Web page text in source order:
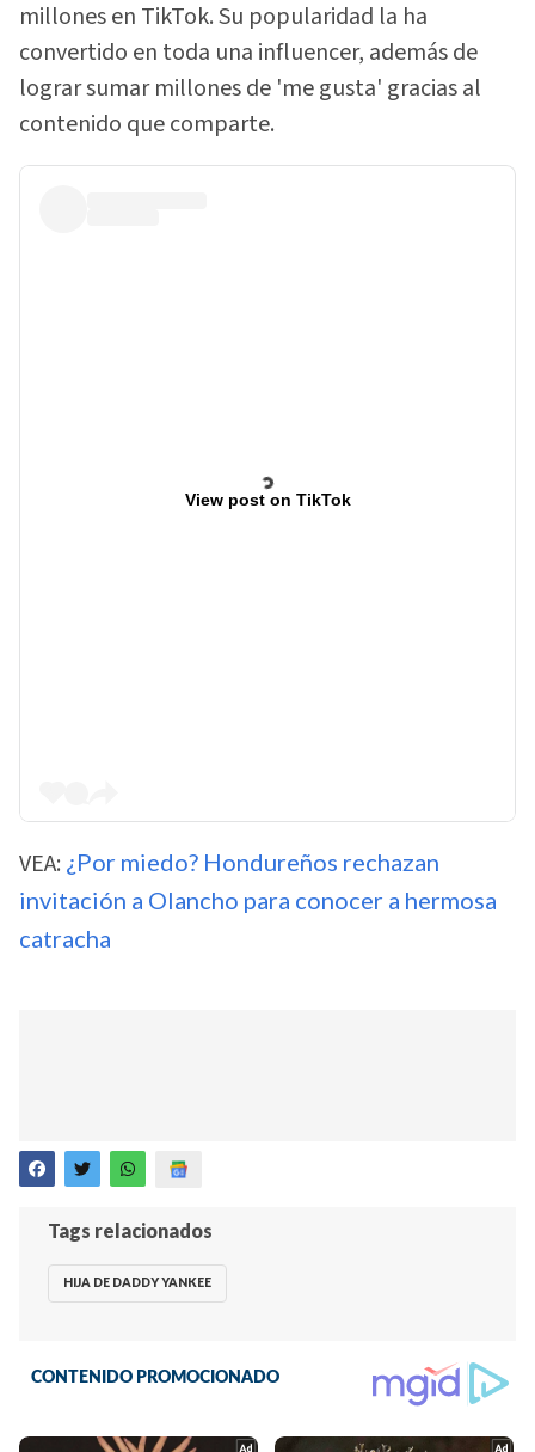
millones en TikTok. Su popularidad la ha
convertido en toda una influencer, además de
lograr sumar millones de 'me gusta' gracias al
contenido que comparte.
View post on TikTok
VEA: ¿Por miedo? Hondureños rechazan
invitación a Olancho para conocer a hermosa
catracha
Tags relacionados
HIJA DE DADDY YANKEE